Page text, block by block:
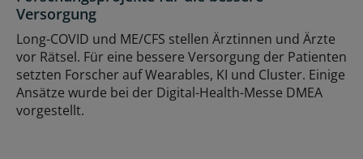
Versorgung
Long-COVID und ME/CFS stellen Ärztinnen und Ärzte
vor Rätsel. Für eine bessere Versorgung der Patienten
setzten Forscher auf Wearables, KI und Cluster. Einige
Ansätze wurde bei der Digital-Health-Messe DMEA
vorgestellt.